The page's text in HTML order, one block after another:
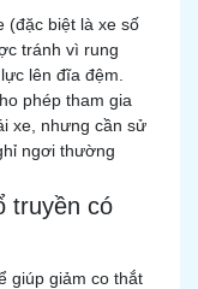
(đặc biệt là xe số
tránh vì rung
lên đĩa đệm.
phép tham gia
xe, nhưng cần sử
ngơi thường
truyền có
giúp giảm co thắt